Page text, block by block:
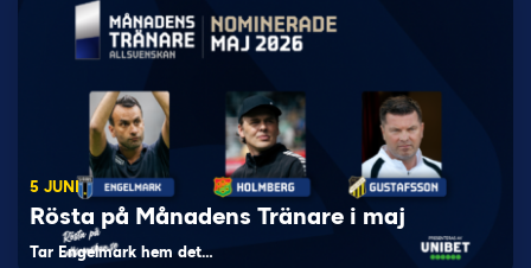
5 JUNI
Rösta på Månadens Tränare i maj
Tar Engelmark hem det…